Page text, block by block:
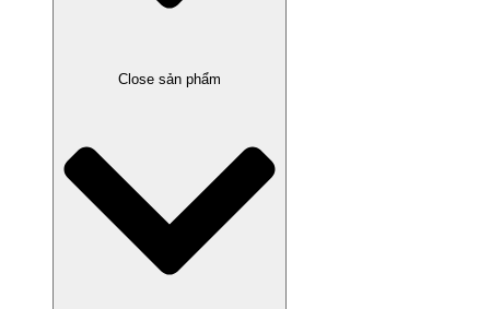
Close sản phẩm